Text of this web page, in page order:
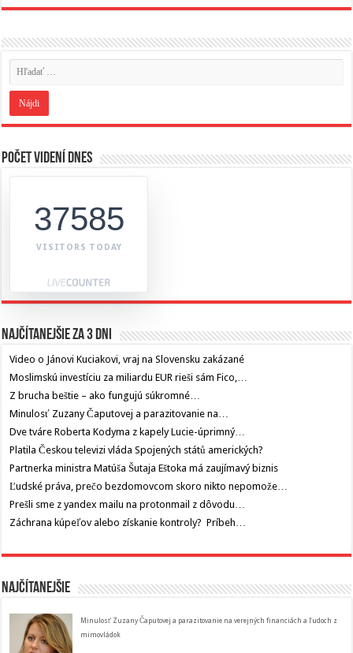
Počet videní dnes
37585
VISITORS TODAY
Najčítanejšie za 3 dni
Video o Jánovi Kuciakovi, vraj na Slovensku zakázané
Moslimskú investíciu za miliardu EUR rieši sám Fico,…
Z brucha beštie – ako fungujú súkromné…
Minulosť Zuzany Čaputovej a parazitovanie na…
Dve tváre Roberta Kodyma z kapely Lucie-úprimný…
Platila Českou televizi vláda Spojených států amerických?
Partnerka ministra Matúša Šutaja Eštoka má zaujímavý biznis
Ľudské práva, prečo bezdomovcom skoro nikto nepomože…
Prešli sme z yandex mailu na protonmail z dôvodu…
Záchrana kúpeľov alebo získanie kontroly? Príbeh…
Najčítanejšie
Minulosť Zuzany Čaputovej a parazitovanie na verejných financiách a ľudoch z
mimovládok